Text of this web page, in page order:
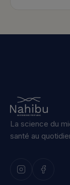
La science du
santé au